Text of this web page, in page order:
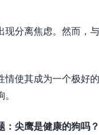
现分离焦虑。然而，
情使其成为一个极好
尖鹰是健康的狗吗？